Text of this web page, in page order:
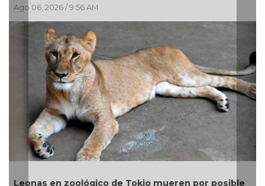
AM
de Tokio mueren por posible
Gobierno